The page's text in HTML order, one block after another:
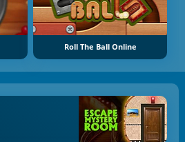
Roll The Ball Online